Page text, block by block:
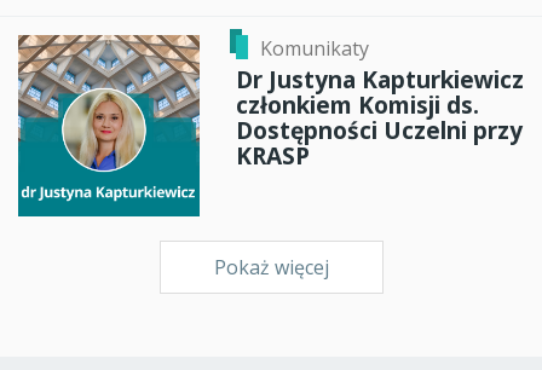
Komunikaty
Dr Justyna Kapturkiewicz
członkiem Komisji ds.
Dostępności Uczelni przy
KRASP
Pokaż więcej